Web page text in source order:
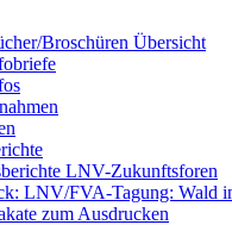
Broschüren Übersicht
LNV-Zukunftsforen
LNV/FVA-Tagung: Wald
zum Ausdrucken